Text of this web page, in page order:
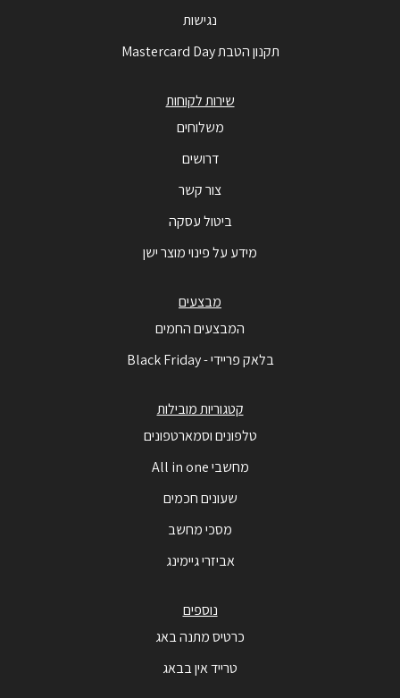
נגישות
תקנון הטבת Mastercard Day
שירות לקוחות
משלוחים
דרושים
צור קשר
ביטול עסקה
מידע על פינוי מוצר ישן
מבצעים
המבצעים החמים
בלאק פריידי - Black Friday
קטגוריות מובילות
טלפונים וסמארטפונים
מחשבי All in one
שעונים חכמים
מסכי מחשב
אביזרי גיימינג
נוספים
כרטיס מתנה באג
טרייד אין בבאג